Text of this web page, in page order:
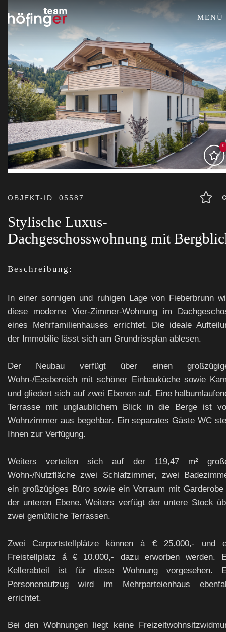
MENÜ
0
OBJEKT-ID: 05587
Stylische Luxus-
Dachgeschosswohnung mit
Beschreibung:
In einer sonnigen und ruhigen Lage von Fieberbrunn
diese moderne Vier-Zimmer-Wohnung im
eines Mehrfamilienhauses errichtet. Die ideale
der Immobilie lässt sich am Grundrissplan ablesen.
Der Neubau verfügt über einen
Wohn-/Essbereich mit schöner Einbauküche sowie
und gliedert sich auf zwei Ebenen auf. Eine
Terrasse mit unglaublichem Blick in die Berge ist
Wohnzimmer aus begehbar. Ein separates Gäste WC
Ihnen zur Verfügung.
Weiters verteilen sich auf der 119,47 m²
Wohn-/Nutzfläche zwei Schlafzimmer, zwei
ein großzügiges Büro sowie ein Vorraum mit Garderobe
der unteren Ebene. Weiters verfügt der untere Stock
zwei gemütliche Terrassen.
Zwei Carportstellplätze können á € 25.000,- und
Freistellplatz á € 10.000,- dazu erworben werden.
Kellerabteil ist für diese Wohnung vorgesehen.
Personenaufzug wird im Mehrparteienhaus
errichtet.
Bei den Wohnungen liegt keine